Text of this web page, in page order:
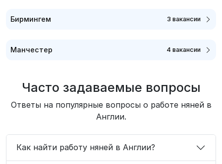
Бирмингем 3 вакансии
Манчестер 4 вакансии
Часто задаваемые вопросы
Ответы на популярные вопросы о работе няней в
Англии.
Как найти работу няней в Англии?